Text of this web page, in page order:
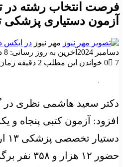
فرصت انتخاب رشته در
آزمون دستیاری پزشکی تا ۲۰ آذر تمدید
مهر نیوز در ایکس
دسامبر 2024
آخرین به روز رسانی: 8 دسامبر 2024
0
7 خواندن این مطلب 2 دقیقه زمان میبرد
دکتر سعید هاشمی نظری در
افزود: آزمون کتبی پنجاه و
حضور ۱۲